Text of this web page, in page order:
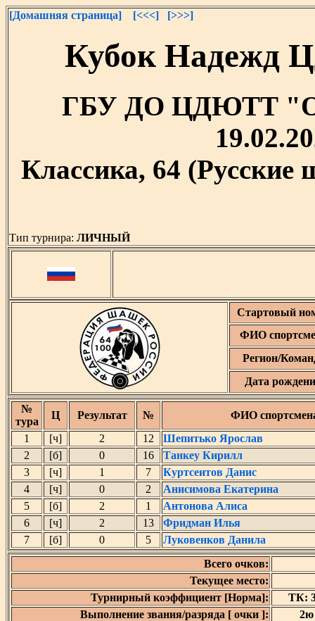
[Домашняя страница] [<<<] [>>>]
Кубок Надежд
ГБУ ДО ЦДЮТТ
Классика, 64
Тип турнира: ЛИЧНЫЙ
Стартовый
ФИО
Регион/
Дата
№
тура
Ц Результат №
ФИО
1
[ч] 2 12
Шепитько Ярослав
2
[б] 0 16
Танкеу Кирилл
3
[ч] 1 7
Куртсеитов Данис
4
[ч] 0 2
Анисимова Екатерина
5
[б] 2 1
Антонова Алиса
6
[ч] 2 13
Фридман Илья
7
[б] 0 5
Луковенков Данила
Всего очков:
Текущее место:
Турнирный коэффициент [Норма]:
ТК:
Выполнение звания/разряда [ очки ]:
2ю